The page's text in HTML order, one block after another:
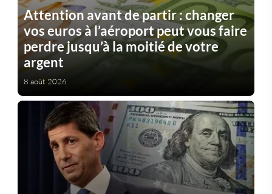
Attention avant de partir : changer
vos euros à l’aéroport peut vous faire
perdre jusqu’à la moitié de votre
argent
8 août 2026